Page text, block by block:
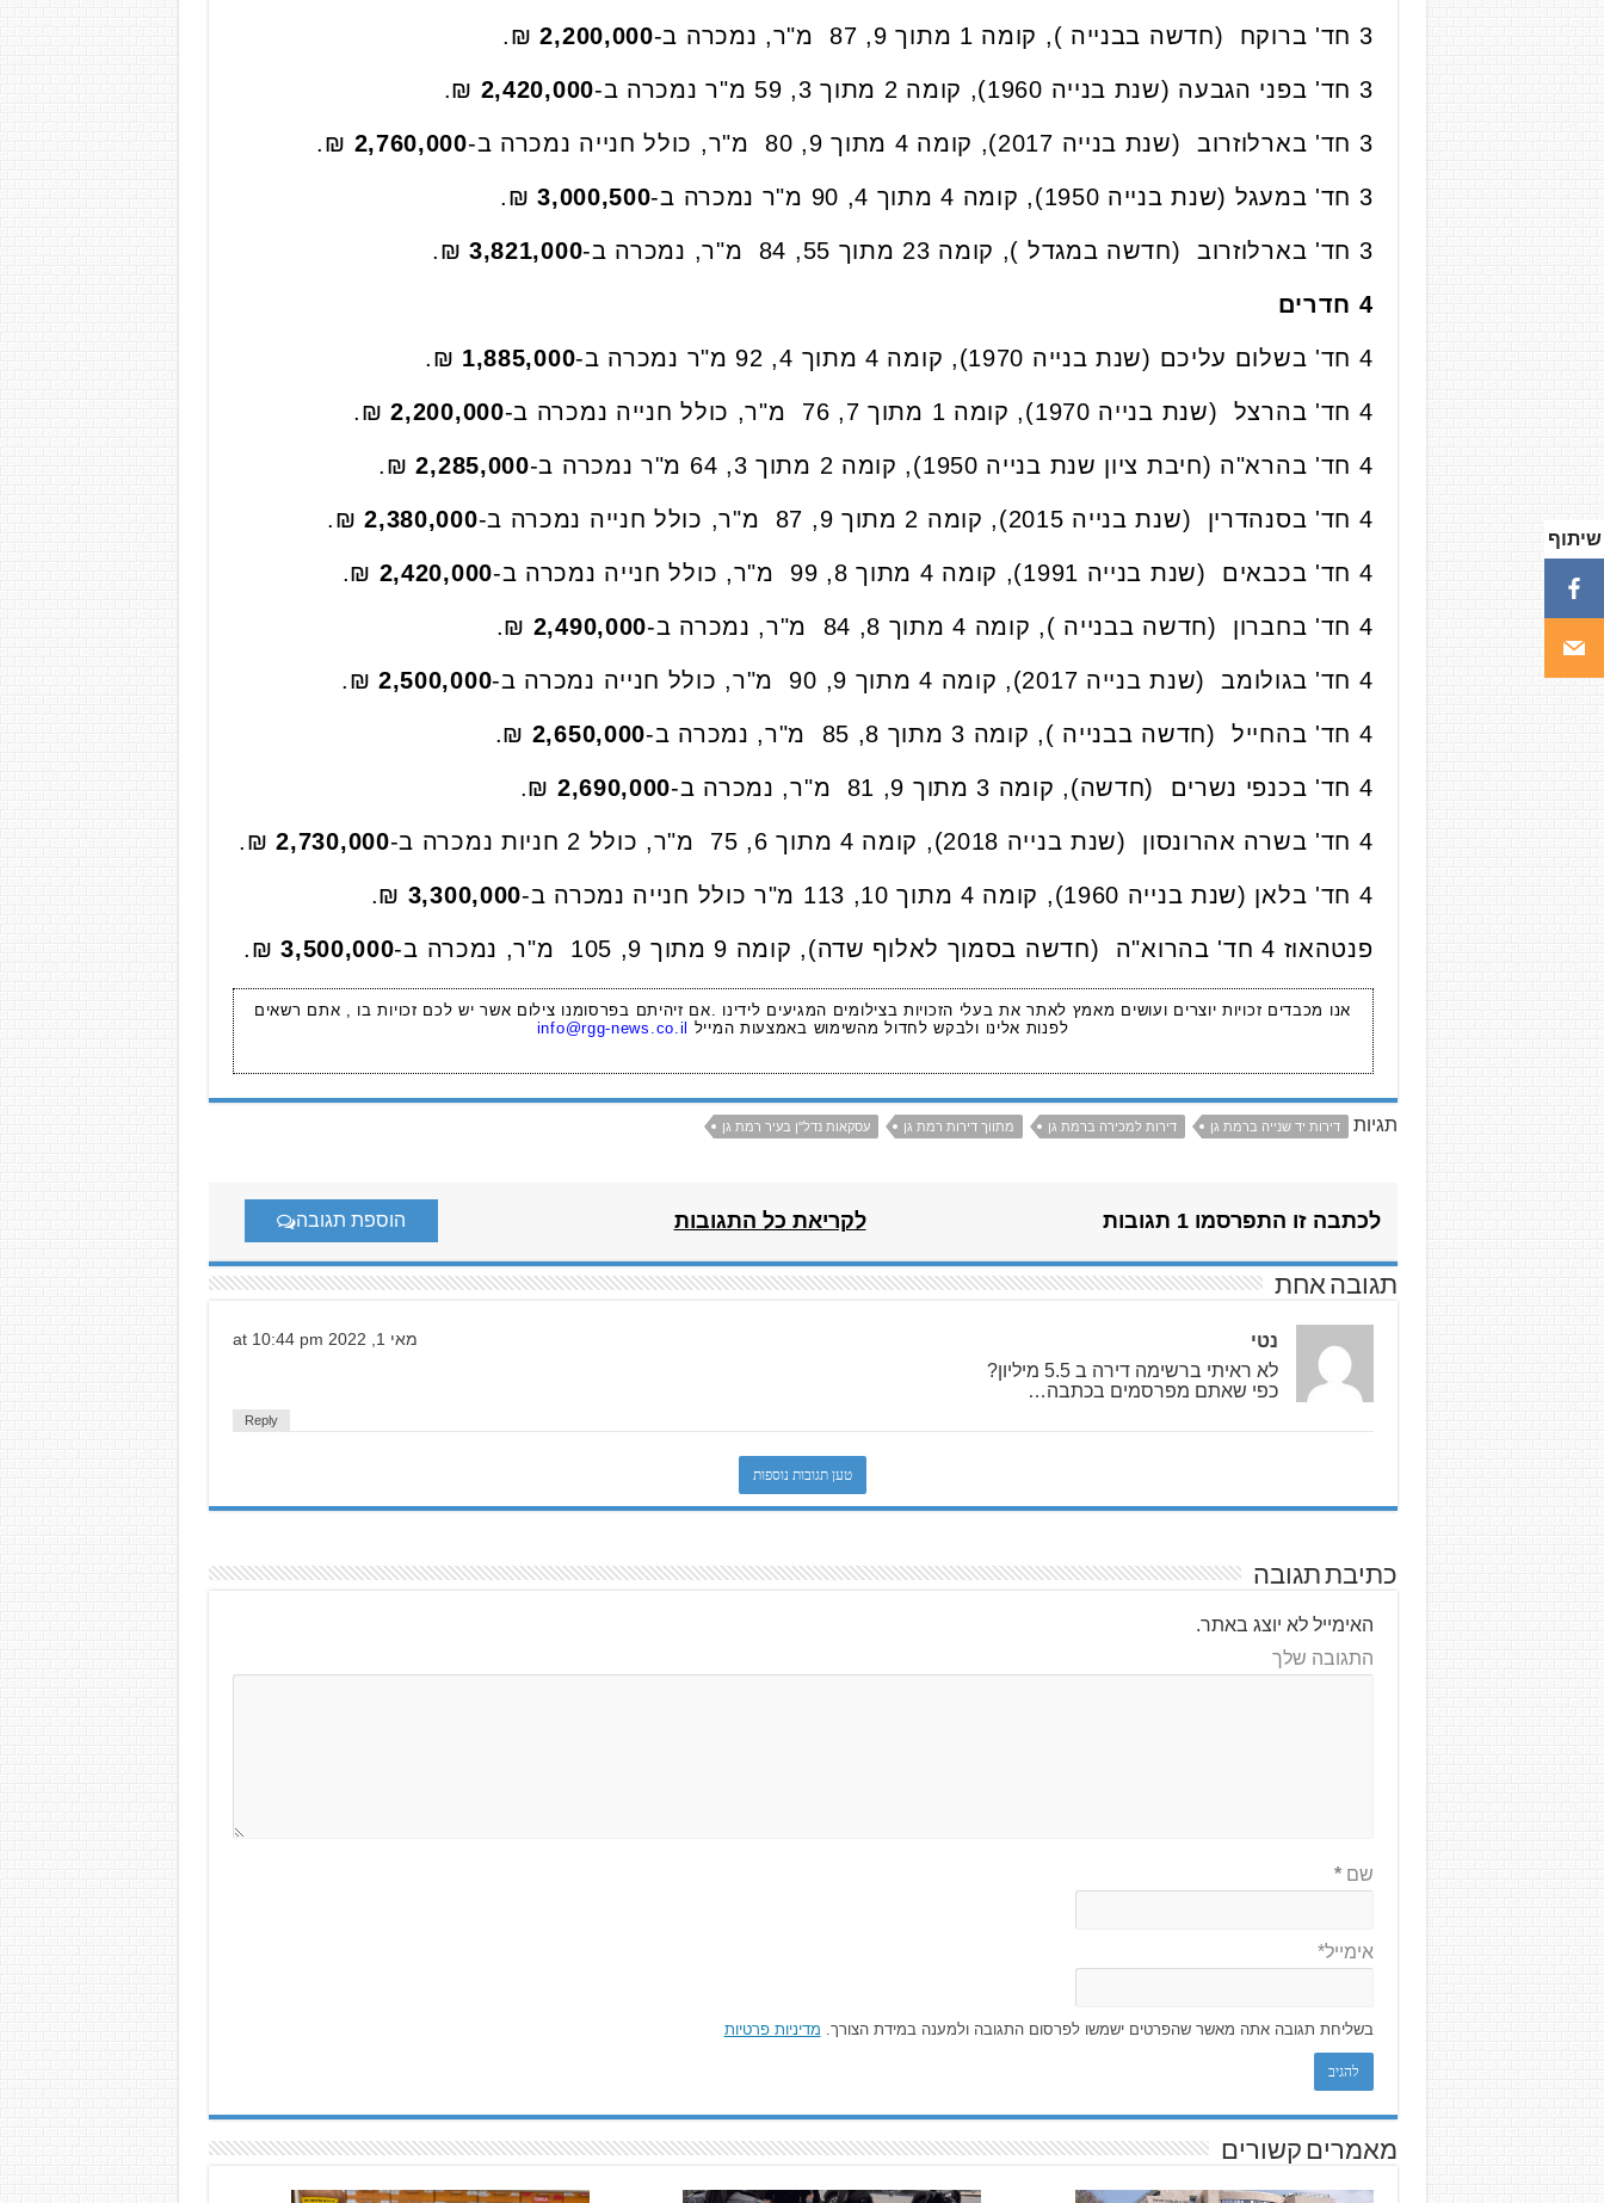
3 חד' ברוקח (חדשה בבנייה ), קומה 1 מתוך 9, 87 מ"ר, נמכרה ב- 2,200,000
₪.
3 חד' בפני הגבעה (שנת בנייה 1960), קומה 2 מתוך 3, 59 מ"ר נמכרה ב- 2,420,000
₪.
3 חד' בארלוזרוב (שנת בנייה 2017), קומה 4 מתוך 9, 80 מ"ר, כולל חנייה נמכרה ב- 2,760,000
₪.
3 חד' במעגל (שנת בנייה 1950), קומה 4 מתוך 4, 90 מ"ר נמכרה ב- 3,000,500
₪.
3 חד' בארלוזרוב (חדשה במגדל ), קומה 23 מתוך 55, 84 מ"ר, נמכרה ב- 3,821,000
₪.
4 חדרים
4 חד' בשלום עליכם (שנת בנייה 1970), קומה 4 מתוך 4, 92 מ"ר נמכרה ב- 1,885,000
₪.
4 חד' בהרצל (שנת בנייה 1970), קומה 1 מתוך 7, 76 מ"ר, כולל חנייה נמכרה ב- 2,200,000
₪.
4 חד' בהרא"ה (חיבת ציון שנת בנייה 1950), קומה 2 מתוך 3, 64 מ"ר נמכרה ב- 2,285,000
₪.
4 חד' בסנהדרין (שנת בנייה 2015), קומה 2 מתוך 9, 87 מ"ר, כולל חנייה נמכרה ב- 2,380,000
₪.
4 חד' בכבאים (שנת בנייה 1991), קומה 4 מתוך 8, 99 מ"ר, כולל חנייה נמכרה ב- 2,420,000
₪.
4 חד' בחברון (חדשה בבנייה ), קומה 4 מתוך 8, 84 מ"ר, נמכרה ב- 2,490,000
₪.
4 חד' בגולומב (שנת בנייה 2017), קומה 4 מתוך 9, 90 מ"ר, כולל חנייה נמכרה ב- 2,500,000
₪.
4 חד' בהחייל (חדשה בבנייה ), קומה 3 מתוך 8, 85 מ"ר, נמכרה ב- 2,650,000
₪.
4 חד' בכנפי נשרים (חדשה), קומה 3 מתוך 9, 81 מ"ר, נמכרה ב- 2,690,000
₪.
4 חד' בשרה אהרונסון (שנת בנייה 2018), קומה 4 מתוך 6, 75 מ"ר, כולל 2 חניות נמכרה ב- 2,730,000
₪.
4 חד' בלאן (שנת בנייה 1960), קומה 4 מתוך 10, 113 מ"ר כולל חנייה נמכרה ב- 3,300,000
₪.
פנטהאוז 4 חד' בהרוא"ה (חדשה בסמוך לאלוף שדה), קומה 9 מתוך 9, 105 מ"ר, נמכרה ב- 3,500,000
₪.
אנו מכבדים זכויות יוצרים ועושים מאמץ לאתר את בעלי הזכויות בצילומים המגיעים לידינו .אם זיהיתם בפרסומנו צילום אשר יש לכם זכויות בו , אתם רשאים
לפנות אלינו ולבקש לחדול מהשימוש באמצעות המייל
info@rgg-news.co.il
תגיות דירות יד שנייה ברמת גן דירות למכירה ברמת גן מתווך דירות רמת גן עסקאות נדל"ן בעיר רמת גן
לכתבה זו התפרסמו 1 תגובות לקריאת כל התגובות הוספת תגובה
תגובה אחת
נטי מאי 1, 2022 at 10:44 pm
לא ראיתי ברשימה דירה ב 5.5 מיליון?
כפי שאתם מפרסמים בכתבה…
Reply
טען תגובות נוספות
כתיבת תגובה
האימייל לא יוצג באתר.
התגובה שלך
שם*
אימייל*
בשליחת תגובה אתה מאשר שהפרטים ישמשו לפרסום התגובה ולמענה במידת הצורך. מדיניות פרטיות
מאמרים קשורים
שיתוף